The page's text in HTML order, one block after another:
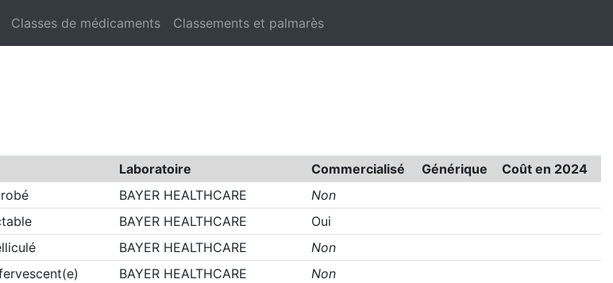
Classes de médicaments Classements et palmarès
Laboratoire Commercialisé Générique
Coût en 2024
BAYER HEALTHCARE
Non
BAYER HEALTHCARE
Oui
BAYER HEALTHCARE
Non
BAYER HEALTHCARE
Non